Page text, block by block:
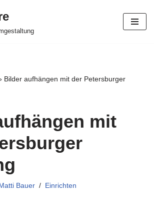
Bilder aufhängen mit der Petersburger
mit
Matti Bauer Einrichten